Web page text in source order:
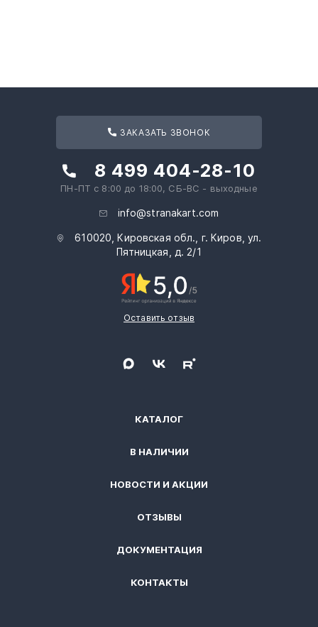
КАТАЛОГ
В НАЛИЧИИ
НОВОСТИ И АКЦИИ
ОТЗЫВЫ
ДОКУМЕНТАЦИЯ
КОНТАКТЫ
ЗАКАЗАТЬ ЗВОНОК
8 499 404-28-10
ПН-ПТ с 8:00 до 18:00, СБ-ВС - выходные
info@stranakart.com
610020, Кировская обл., г. Киров, ул.
Пятницкая, д. 2/1
Оставить отзыв